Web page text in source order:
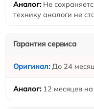
Не
технику аналоги не
Гарантия сервиса
До 24
12 месяцев